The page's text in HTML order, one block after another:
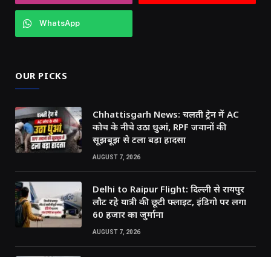
WhatsApp
OUR PICKS
Chhattisgarh News: चलती ट्रेन में AC
कोच के नीचे उठा धुआं, RPF जवानों की
सूझबूझ से टला बड़ा हादसा
AUGUST 7, 2026
Delhi to Raipur Flight: दिल्ली से रायपुर
लौट रहे यात्री की छूटी फ्लाइट, इंडिगो पर लगा
60 हजार का जुर्माना
AUGUST 7, 2026